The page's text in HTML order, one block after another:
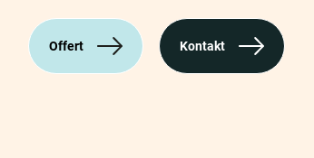
Offert Kontakt